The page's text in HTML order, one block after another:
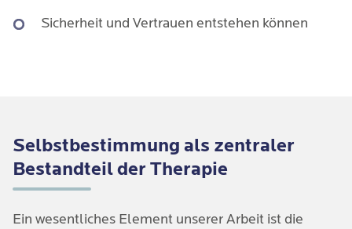
Sicherheit und Vertrauen entstehen können
Selbstbestimmung als zentraler
Bestandteil der Therapie
Ein wesentliches Element unserer Arbeit ist die